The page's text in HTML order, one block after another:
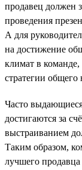
продавец должен
проведения
А для
на достижение
климат в команде,
стратегии общего
Часто
достигаются за
выстраиванием
Таким образом,
лучшего